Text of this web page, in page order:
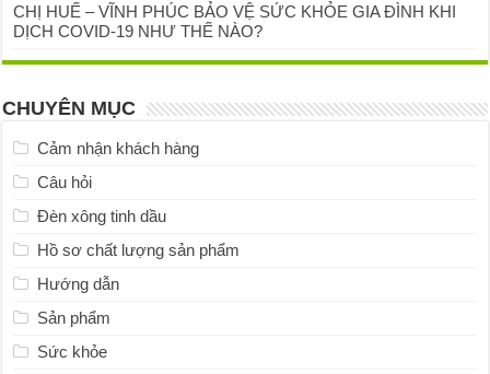
CHỊ HUẾ – VĨNH PHÚC BẢO VỆ SỨC KHỎE GIA ĐÌNH KHI
DỊCH COVID-19 NHƯ THẾ NÀO?
CHUYÊN MỤC
Cảm nhận khách hàng
Câu hỏi
Đèn xông tinh dầu
Hồ sơ chất lượng sản phẩm
Hướng dẫn
Sản phẩm
Sức khỏe